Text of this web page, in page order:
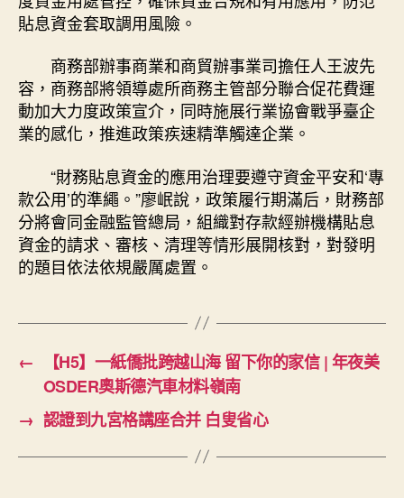
貼息資金套取調用風險。
商務部辦事商業和商貿辦事業司擔任人王波先
容，商務部將領導處所商務主管部分聯合促花費運
動加大力度政策宣介，同時施展行業協會戰爭臺企
業的感化，推進政策疾速精準觸達企業。
“財務貼息資金的應用治理要遵守資金平安和‘專
款公用’的準繩。”廖岷說，政策履行期滿后，財務部
分將會同金融監管總局，組織對存款經辦機構貼息
資金的請求、審核、清理等情形展開核對，對發明
的題目依法依規嚴厲處置。
←
【H5】一紙僑批跨越山海 留下你的家信 | 年夜美
OSDER奧斯德汽車材料嶺南
→ 認證到九宮格講座合并 白叟省心